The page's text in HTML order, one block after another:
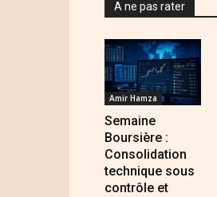
A ne pas rater
Amir Hamza
Semaine
Boursière :
Consolidation
technique sous
contrôle et